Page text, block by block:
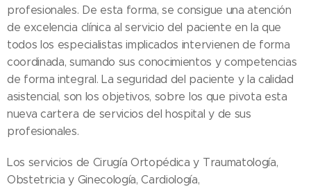
profesionales. De esta forma, se consigue una atención
de excelencia clínica al servicio del paciente en la que
todos los especialistas implicados intervienen de forma
coordinada, sumando sus conocimientos y competencias
de forma integral. La seguridad del paciente y la calidad
asistencial, son los objetivos, sobre los que pivota esta
nueva cartera de servicios del hospital y de sus
profesionales.
Los servicios de Cirugía Ortopédica y Traumatología,
Obstetricia y Ginecología, Cardiología,